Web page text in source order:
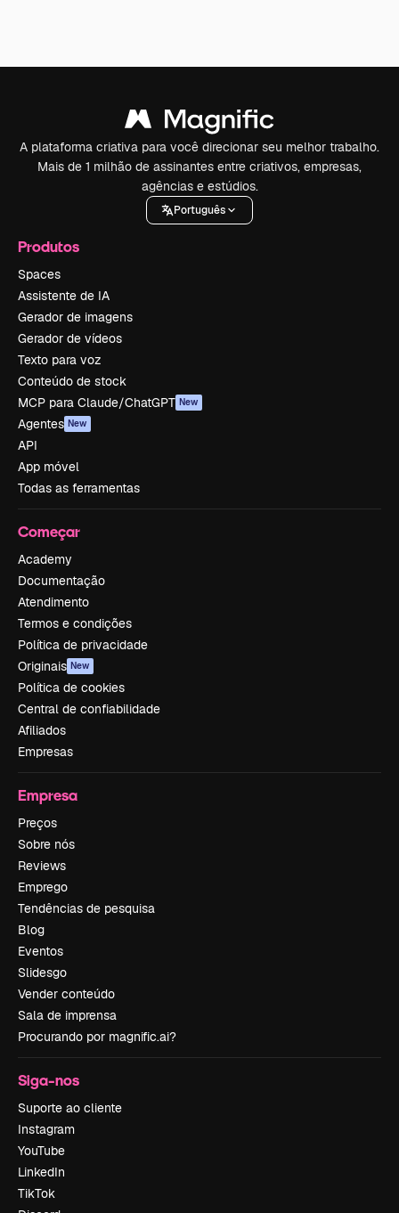
A plataforma criativa para você direcionar seu melhor trabalho.
Mais de 1 milhão de assinantes entre criativos, empresas,
agências e estúdios.
Português
Produtos
Spaces
Assistente de IA
Gerador de imagens
Gerador de vídeos
Texto para voz
Conteúdo de stock
MCP para Claude/ChatGPT New
Agentes New
API
App móvel
Todas as ferramentas
Começar
Academy
Documentação
Atendimento
Termos e condições
Política de privacidade
Originais New
Política de cookies
Central de confiabilidade
Afiliados
Empresas
Empresa
Preços
Sobre nós
Reviews
Emprego
Tendências de pesquisa
Blog
Eventos
Slidesgo
Vender conteúdo
Sala de imprensa
Procurando por magnific.ai?
Siga-nos
Suporte ao cliente
Instagram
YouTube
LinkedIn
TikTok